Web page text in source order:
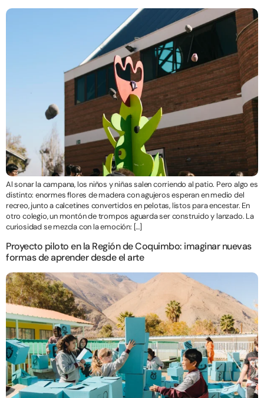
Al sonar la campana, los niños y niñas salen corriendo al patio. Pero algo es
distinto: enormes flores de madera con agujeros esperan en medio del
recreo, junto a calcetines convertidos en pelotas, listos para encestar. En
otro colegio, un montón de trompos aguarda ser construido y lanzado. La
curiosidad se mezcla con la emoción: […]
Proyecto piloto en la Región de Coquimbo: imaginar nuevas
formas de aprender desde el arte